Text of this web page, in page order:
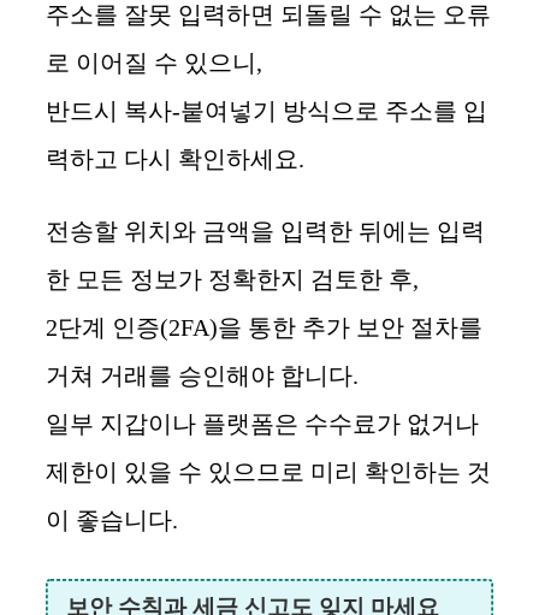
주소를 잘못 입력하면 되돌릴 수 없는 오류
로 이어질 수 있으니,
반드시 복사-붙여넣기 방식으로 주소를 입
력하고 다시 확인하세요.
전송할 위치와 금액을 입력한 뒤에는 입력
한 모든 정보가 정확한지 검토한 후,
2단계 인증(2FA)을 통한 추가 보안 절차를
거쳐 거래를 승인해야 합니다.
일부 지갑이나 플랫폼은 수수료가 없거나
제한이 있을 수 있으므로 미리 확인하는 것
이 좋습니다.
보안 수칙과 세금 신고도 잊지 마세요